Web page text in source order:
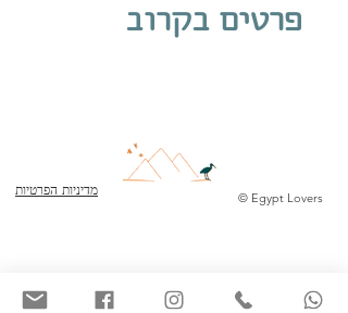
פרטים בקרוב
מדיניות הפרטיות © Egypt Lovers